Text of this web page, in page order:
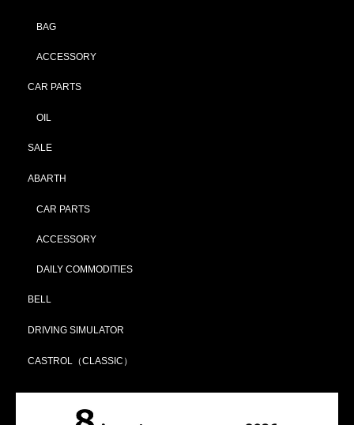
BAG
ACCESSORY
CAR PARTS
OIL
SALE
ABARTH
CAR PARTS
ACCESSORY
DAILY COMMODITIES
BELL
DRIVING SIMULATOR
CASTROL（CLASSIC）